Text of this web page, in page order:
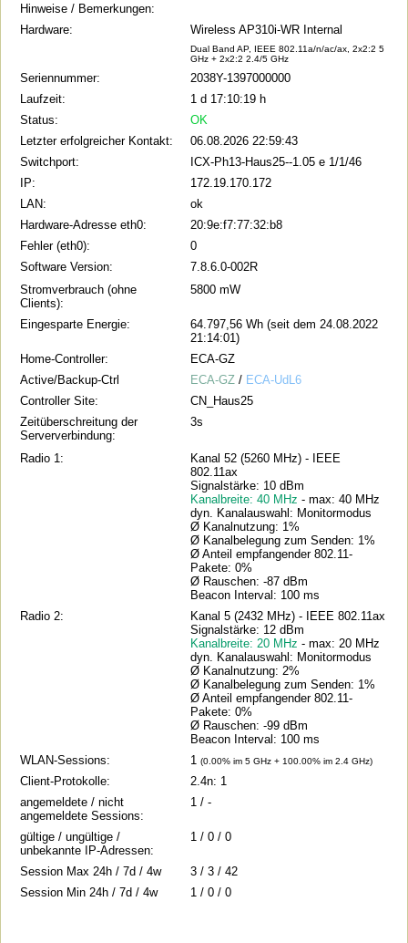
Computer-
Hinweise / Bemerkungen:
Hardware:
Wireless AP310i-WR Internal
Dual Band AP, IEEE 802.11a/n/ac/ax, 2x2:2 5
GHz + 2x2:2 2.4/5 GHz
Seriennummer:
2038Y-1397000000
Laufzeit:
1 d 17:10:19 h
Status:
OK
Letzter erfolgreicher Kontakt:
06.08.2026 22:59:43
Switchport:
ICX-Ph13-Haus25--1.05 e 1/1/46
IP:
172.19.170.172
LAN:
ok
Hardware-Adresse eth0:
20:9e:f7:77:32:b8
Fehler (eth0):
0
Software Version:
7.8.6.0-002R
Stromverbrauch (ohne
Clients):
5800 mW
Eingesparte Energie:
64.797,56 Wh (seit dem 24.08.2022
21:14:01)
Home-Controller:
ECA-GZ
Active/Backup-Ctrl
ECA-GZ / ECA-UdL6
Controller Site:
CN_Haus25
Zeitüberschreitung der
Serververbindung:
3s
Radio 1:
Kanal 52 (5260 MHz) - IEEE
802.11ax
Signalstärke: 10 dBm
Kanalbreite: 40 MHz- max: 40 MHz
dyn. Kanalauswahl: Monitormodus
Ø Kanalnutzung: 1%
Ø Kanalbelegung zum Senden: 1%
Ø Anteil empfangender 802.11-
Pakete: 0%
Ø Rauschen: -87 dBm
Beacon Interval: 100 ms
Radio 2:
Kanal 5 (2432 MHz) - IEEE 802.11ax
Signalstärke: 12 dBm
Kanalbreite: 20 MHz- max: 20 MHz
dyn. Kanalauswahl: Monitormodus
Ø Kanalnutzung: 2%
Ø Kanalbelegung zum Senden: 1%
Ø Anteil empfangender 802.11-
Pakete: 0%
Ø Rauschen: -99 dBm
Beacon Interval: 100 ms
WLAN-Sessions:
1(0.00% im 5 GHz + 100.00% im 2.4 GHz)
Client-Protokolle:
2.4n: 1
angemeldete / nicht
angemeldete Sessions:
1 / -
gültige / ungültige /
unbekannte IP-Adressen:
1 / 0 / 0
Session Max 24h / 7d / 4w
3 / 3 / 42
Session Min 24h / 7d / 4w
1 / 0 / 0